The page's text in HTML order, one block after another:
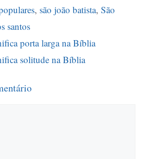
, são joão batista, São
santos
porta larga na Bíblia
solitude na Bíblia